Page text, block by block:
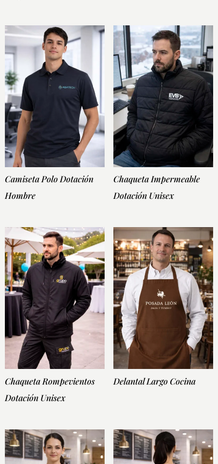
Camiseta Polo Dotación
Hombre
Chaqueta Impermeable
Dotación Unisex
Chaqueta Rompevientos
Dotación Unisex
Delantal Largo Cocina